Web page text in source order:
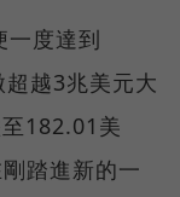
一度達到
越3兆美元大
182.01美
踏進新的一